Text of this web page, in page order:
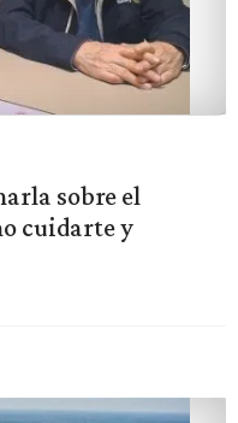
sobre el
cuidarte y